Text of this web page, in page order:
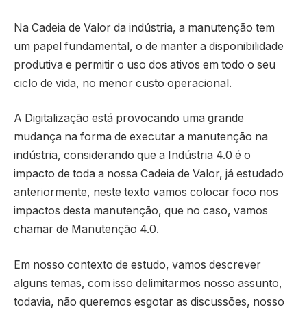
Na Cadeia de Valor da indústria, a manutenção tem
um papel fundamental, o de manter a disponibilidade
produtiva e permitir o uso dos ativos em todo o seu
ciclo de vida, no menor custo operacional.
A Digitalização está provocando uma grande
mudança na forma de executar a manutenção na
indústria, considerando que a Indústria 4.0 é o
impacto de toda a nossa Cadeia de Valor, já estudado
anteriormente, neste texto vamos colocar foco nos
impactos desta manutenção, que no caso, vamos
chamar de Manutenção 4.0.
Em nosso contexto de estudo, vamos descrever
alguns temas, com isso delimitarmos nosso assunto,
todavia, não queremos esgotar as discussões, nosso